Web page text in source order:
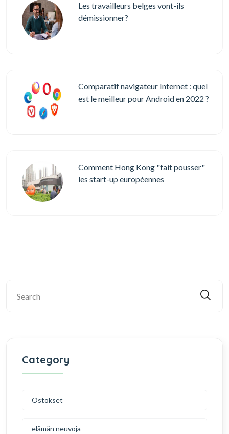
Les travailleurs belges vont-ils
démissionner?
Comparatif navigateur Internet : quel
est le meilleur pour Android en 2022 ?
Comment Hong Kong "fait pousser"
les start-up européennes
Category
Ostokset
elämän neuvoja